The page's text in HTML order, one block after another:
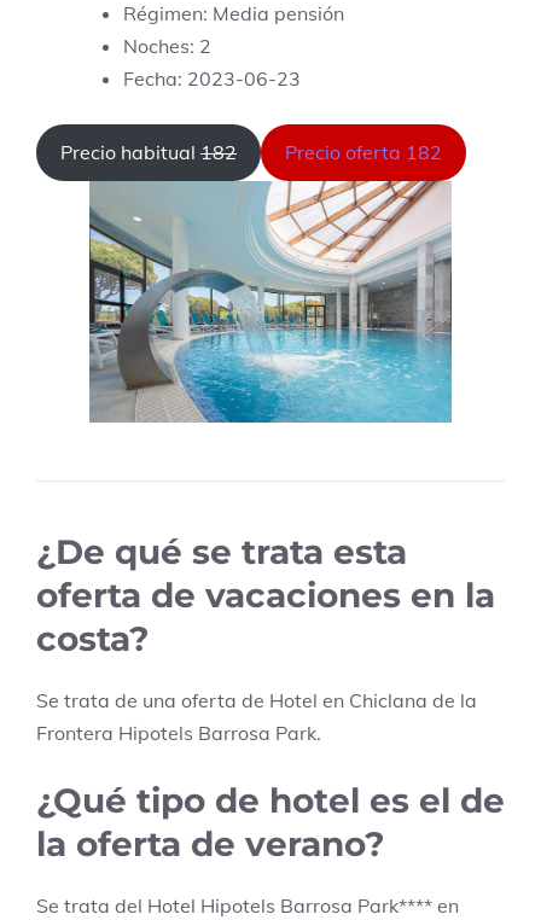
Régimen: Media pensión
Noches: 2
Fecha: 2023-06-23
Precio habitual 182 Precio oferta 182
¿De qué se trata esta
oferta de vacaciones en la
costa?
Se trata de una oferta de Hotel en Chiclana de la
Frontera Hipotels Barrosa Park.
¿Qué tipo de hotel es el de
la oferta de verano?
Se trata del Hotel Hipotels Barrosa Park**** en